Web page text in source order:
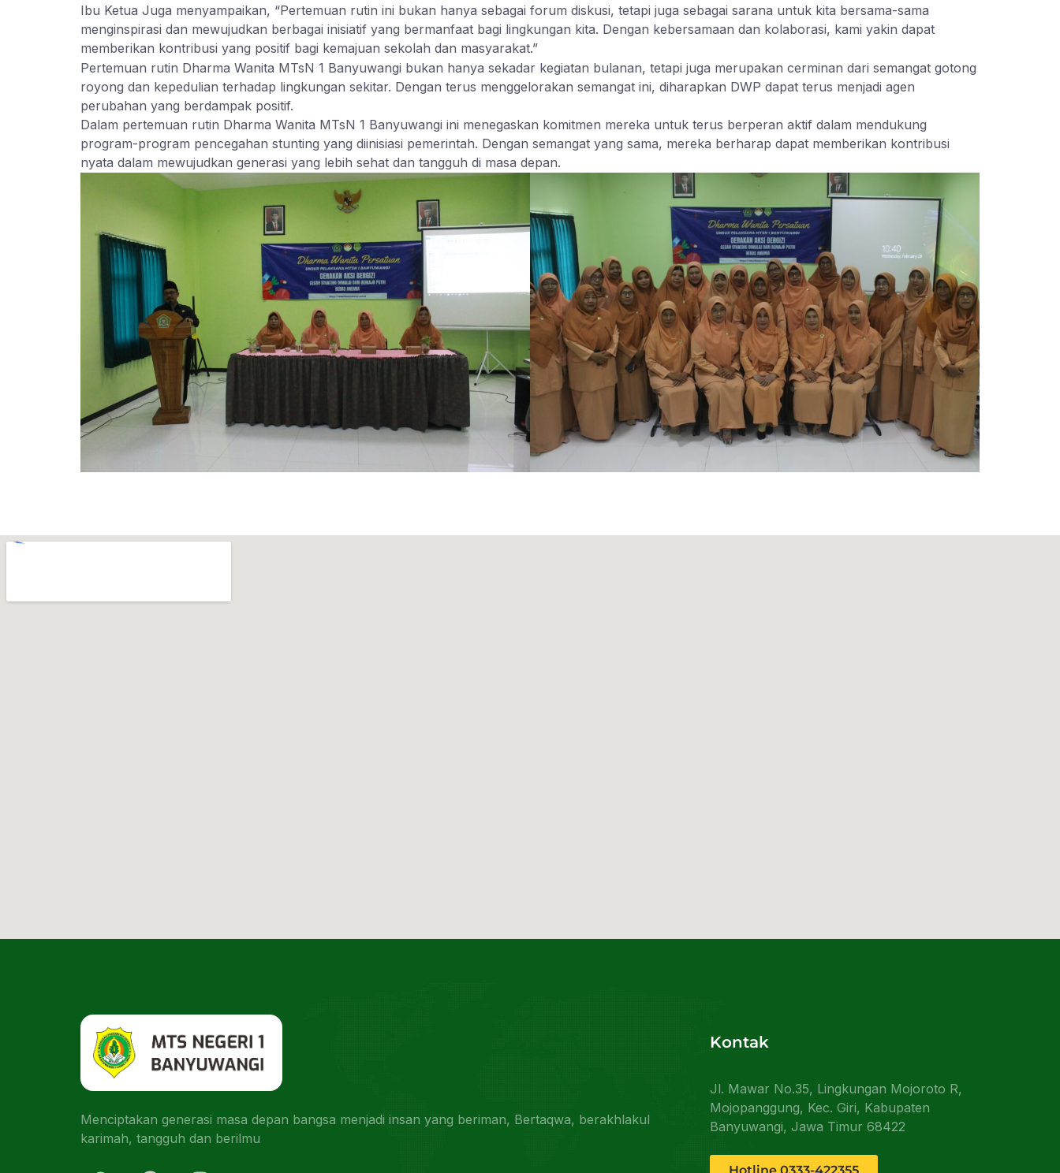
Ibu Ketua Juga menyampaikan, “Pertemuan rutin ini bukan hanya sebagai forum diskusi, tetapi juga sebagai sarana untuk kita bersama-sama
menginspirasi dan mewujudkan berbagai inisiatif yang bermanfaat bagi lingkungan kita. Dengan kebersamaan dan kolaborasi, kami yakin dapat
memberikan kontribusi yang positif bagi kemajuan sekolah dan masyarakat.”
Pertemuan rutin Dharma Wanita MTsN 1 Banyuwangi bukan hanya sekadar kegiatan bulanan, tetapi juga merupakan cerminan dari semangat gotong
royong dan kepedulian terhadap lingkungan sekitar. Dengan terus menggelorakan semangat ini, diharapkan DWP dapat terus menjadi agen
perubahan yang berdampak positif.
Dalam pertemuan rutin Dharma Wanita MTsN 1 Banyuwangi ini menegaskan komitmen mereka untuk terus berperan aktif dalam mendukung
program-program pencegahan stunting yang diinisiasi pemerintah. Dengan semangat yang sama, mereka berharap dapat memberikan kontribusi
nyata dalam mewujudkan generasi yang lebih sehat dan tangguh di masa depan.
Menciptakan generasi masa depan bangsa menjadi insan yang beriman, Bertaqwa, berakhlakul
karimah, tangguh dan berilmu
Kontak
Jl. Mawar No.35, Lingkungan Mojoroto R,
Mojopanggung, Kec. Giri, Kabupaten
Banyuwangi, Jawa Timur 68422
Hotline 0333-422355